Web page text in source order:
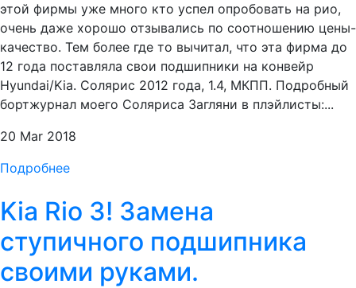
этой фирмы уже много кто успел опробовать на рио,
очень даже хорошо отзывались по соотношению цены-
качество. Тем более где то вычитал, что эта фирма до
12 года поставляла свои подшипники на конвейр
Hyundai/Kia. Солярис 2012 года, 1.4, МКПП. Подробный
бортжурнал моего Соляриса Загляни в плэйлисты:...
20 Mar 2018
Подробнее
Kia Rio 3! Замена
ступичного подшипника
своими руками.